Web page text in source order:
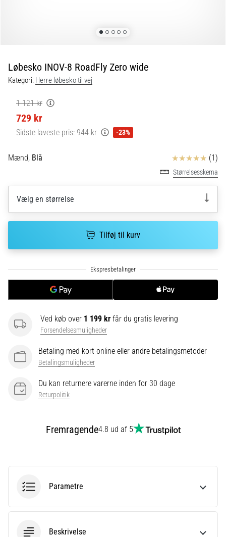
de?
praksis
tester
shuttle
run-
hurtighed,
smidighed
retningsskift.
Hvordan
den
bruges
8 min. Læsning
Løberknæ:
behandling
forebyggelse
Løberknæ,
meget
helbredsproblem,
løbere
Løbesko INOV-8 RoadFly Zero wide
Kategori: Herre løbesko til vej
1 121 kr
729 kr
Sidste laveste pris: 944 kr -23%
Mænd, Blå Anmeldelser (1)
Størrelsesskema
Vælg en størrelse
Tilføj til kurv
Ved køb over 1 199 kr får du gratis levering
Forsendelsesmuligheder
Betaling med kort online eller andre betalingsmetoder
Betalingsmuligheder
Du kan returnere varerne inden for 30 dage
Returpolitik
Fremragende4.8 ud af 5
Parametre
Beskrivelse